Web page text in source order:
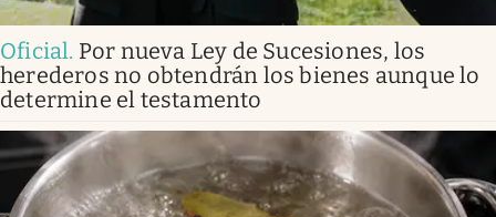
Oficial. Por nueva Ley de Sucesiones, los
herederos no obtendrán los bienes aunque lo
determine el testamento